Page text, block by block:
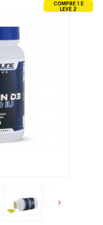
COMPRE 1 E
LEVE 2